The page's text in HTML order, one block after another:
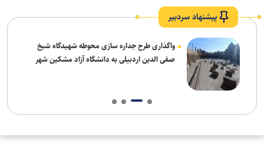
پیشنهاد سردبیر
واگذاری طرح جداره سازی محوطه شهیدگاه شیخ
صفی الدین اردبیلی به دانشگاه آزاد مشکین شهر